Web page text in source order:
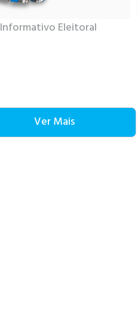
Informativo Eleitoral
Ver Mais